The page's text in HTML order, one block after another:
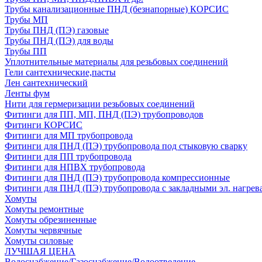
Трубы канализационные ПНД (безнапорные) КОРСИС
Трубы МП
Трубы ПНД (ПЭ) газовые
Трубы ПНД (ПЭ) для воды
Трубы ПП
Уплотнительные материалы для резьбовых соединений
Гели сантехнические,пасты
Лен сантехнический
Ленты фум
Нити для гермеризации резьбовых соединений
Фитинги для ПП, МП, ПНД (ПЭ) трубопроводов
Фитинги КОРСИС
Фитинги для МП трубопровода
Фитинги для ПНД (ПЭ) трубопровода под стыковую сварку
Фитинги для ПП трубопровода
Фитинги для НПВХ трубопровода
Фитинги для ПНД (ПЭ) трубопровода компрессионные
Фитинги для ПНД (ПЭ) трубопровода с закладными эл.
Хомуты
Хомуты ремонтные
Хомуты обрезиненные
Хомуты червячные
Хомуты силовые
ЛУЧШАЯ ЦЕНА